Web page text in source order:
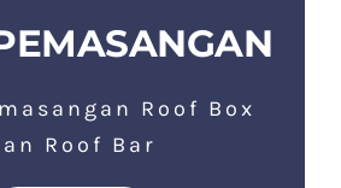
Roof Box
Roof Bar